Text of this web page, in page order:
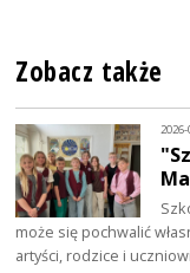
Zobacz także
może się pochwalić
artyści, rodzice i